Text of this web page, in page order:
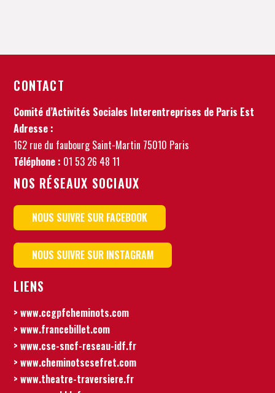
CONTACT
Comité d’Activités Sociales Interentreprises de Paris Est
Adresse :
162 rue du faubourg Saint-Martin 75010 Paris
Téléphone : 01 53 26 48 11
NOS RÉSEAUX SOCIAUX
NOUS SUIVRE SUR FACEBOOK
NOUS SUIVRE SUR INSTAGRAM
LIENS
> www.ccgpfcheminots.com
> www.francebillet.com
> www.cse-sncf-reseau-idf.fr
> www.cheminotscsefret.com
> www.theatre-traversiere.fr